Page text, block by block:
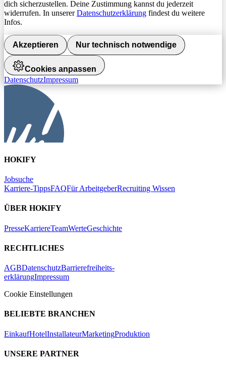
dich sicherzustellen. Deine Zustimmung kannst du jederzeit
widerrufen. In unsererDatenschutzerklärung findest du weitere
Infos.
Akzeptieren Nur technisch notwendige
Cookies anpassen
DatenschutzImpressum
HOKIFY
Jobsuche
Karriere-TippsFAQFür ArbeitgeberRecruiting Wissen
ÜBER HOKIFY
PresseKarriereTeamWerteGeschichte
RECHTLICHES
AGBDatenschutzBarrierefreiheits-
erklärungImpressum
Cookie Einstellungen
BELIEBTE BRANCHEN
EinkaufHotelInstallateurMarketingProduktion
UNSERE PARTNER